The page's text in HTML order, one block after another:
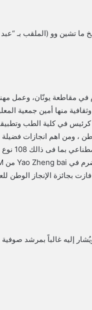
ما تشين وو (الملقب بـ
في مقاطعة يونّان، وعمل
منها أمين جمعية
في كلية الطب
، ومن اهم انجازات
والنظري
التشخيص والعلاج لأمراض القلب التاجية ، و من
إليه غالباً بمرشد